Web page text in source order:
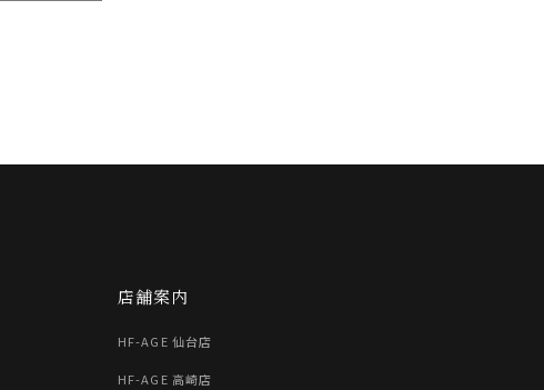
店舗案内
HF-AGE 仙台店
HF-AGE 高崎店